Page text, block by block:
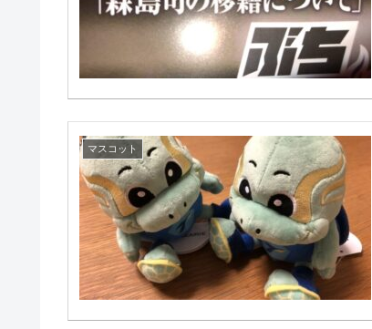
マスコット